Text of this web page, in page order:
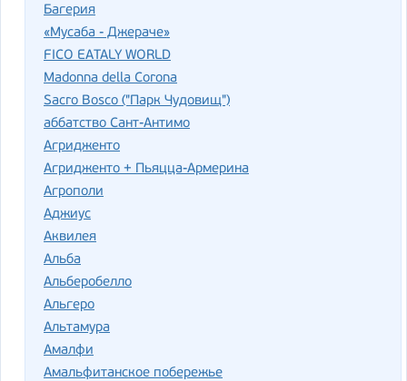
Багерия
«Мусаба - Джераче»
FICO EATALY WORLD
Madonna della Corona
Sacro Bosco ("Парк Чудовищ")
аббатство Сант-Антимо
Агридженто
Агридженто + Пьяцца-Армерина
Агрополи
Аджиус
Аквилея
Альба
Альберобелло
Альгеро
Альтамура
Амалфи
Амальфитанское побережье